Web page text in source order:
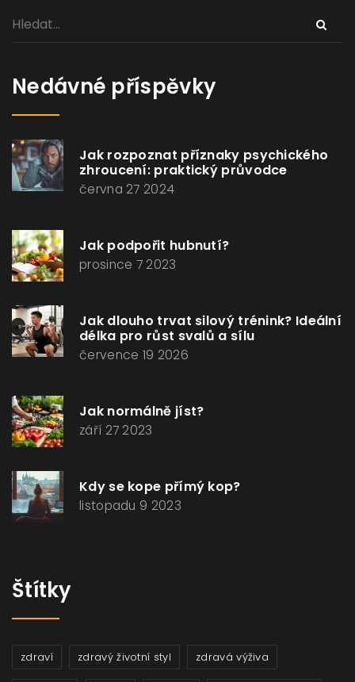
Nedávné příspěvky
Jak rozpoznat příznaky psychického
zhroucení: praktický průvodce
června 27 2024
Jak podpořit hubnutí?
prosince 7 2023
Jak dlouho trvat silový trénink? Ideální
délka pro růst svalů a sílu
července 19 2026
Jak normálně jíst?
září 27 2023
Kdy se kope přímý kop?
listopadu 9 2023
Štítky
zdraví zdravý životní styl zdravá výživa